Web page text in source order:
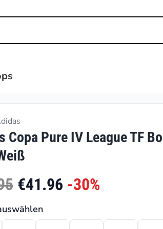
Copa Pure IV League TF
€41.96 -30%